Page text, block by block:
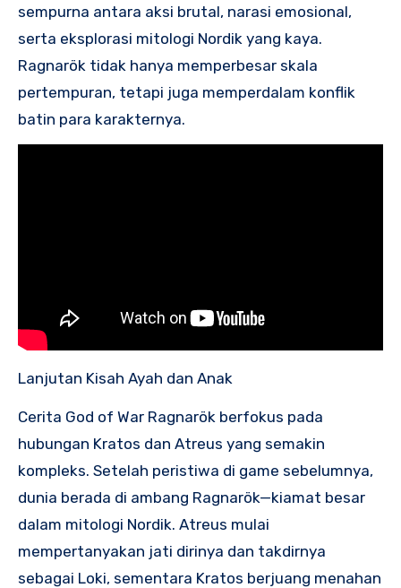
sempurna antara aksi brutal, narasi emosional,
serta eksplorasi mitologi Nordik yang kaya.
Ragnarök tidak hanya memperbesar skala
pertempuran, tetapi juga memperdalam konflik
batin para karakternya.
Lanjutan Kisah Ayah dan Anak
Cerita God of War Ragnarök berfokus pada
hubungan Kratos dan Atreus yang semakin
kompleks. Setelah peristiwa di game sebelumnya,
dunia berada di ambang Ragnarök—kiamat besar
dalam mitologi Nordik. Atreus mulai
mempertanyakan jati dirinya dan takdirnya
sebagai Loki, sementara Kratos berjuang menahan